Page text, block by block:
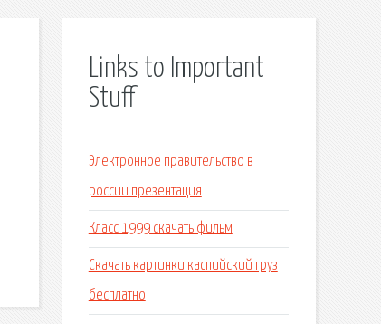
Links to Important
Stuff
Электронное правительство в
россии презентация
Класс 1999 скачать фильм
Скачать картинки каспийский груз
бесплатно